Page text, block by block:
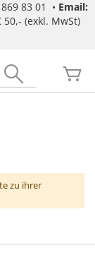
83 01 • Email:
50,- (exkl. MwSt)
zu ihrer